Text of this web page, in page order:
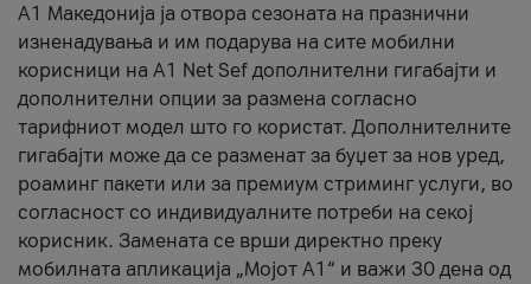
А1 Македонија ја отвора сезоната на празнични
изненадувања и им подарува на сите мобилни
корисници на A1 Net Sef дополнителни гигабајти и
дополнителни опции за размена согласно
тарифниот модел што го користат. Дополнителните
гигабајти може да се разменат за буџет за нов уред,
роаминг пакети или за премиум стриминг услуги, во
согласност со индивидуалните потреби на секој
корисник. Замената се врши директно преку
мобилната апликација „Мојот А1“ и важи 30 дена од